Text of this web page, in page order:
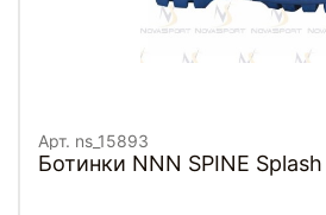
Арт. ns_15893
Ботинки NNN SPINE